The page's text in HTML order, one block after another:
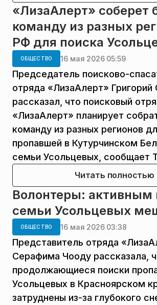
«ЛизаАлерт» соберет
команду из разных
РФ для поиска
ОБЩЕСТВО 16 мая 2026 05:59
Председатель поисково-
отряда «ЛизаАлерт» Григорий
рассказал, что поисковый
«ЛизаАлерт» планирует
команду из разных регионов
пропавшей в Кутурчинском
семьи Усольцевых, сообщает
Читать полностью
Волонтеры: активным
семьи Усольцевых
ОБЩЕСТВО 16 мая 2026 03:38
Представитель отряда
Серафима Чооду рассказала,
продолжающиеся поиски
Усольцевых в Красноярском
затруднены из-за глубокого